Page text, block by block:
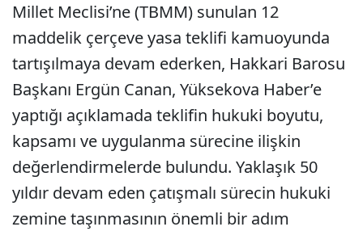
Millet Meclisi’ne (TBMM) sunulan 12
maddelik çerçeve yasa teklifi kamuoyunda
tartışılmaya devam ederken, Hakkari Barosu
Başkanı Ergün Canan, Yüksekova Haber’e
yaptığı açıklamada teklifin hukuki boyutu,
kapsamı ve uygulanma sürecine ilişkin
değerlendirmelerde bulundu. Yaklaşık 50
yıldır devam eden çatışmalı sürecin hukuki
zemine taşınmasının önemli bir adım